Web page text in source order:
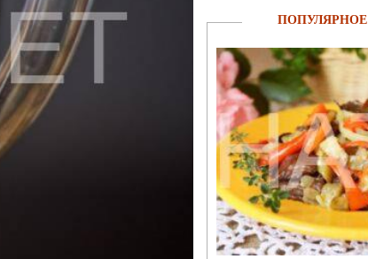
ПОПУЛЯРНОЕ